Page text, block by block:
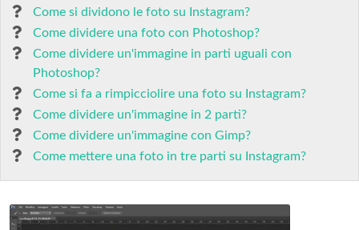
Come si dividono le foto su Instagram?
Come dividere una foto con Photoshop?
Come dividere un'immagine in parti uguali con
Photoshop?
Come si fa a rimpicciolire una foto su Instagram?
Come dividere un'immagine in 2 parti?
Come dividere un'immagine con Gimp?
Come mettere una foto in tre parti su Instagram?